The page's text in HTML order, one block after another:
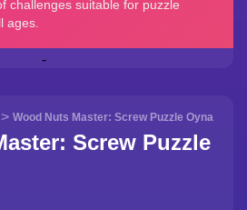
-
> Wood Nuts Master: Screw Puzzle Oyna
Screw Puzzle